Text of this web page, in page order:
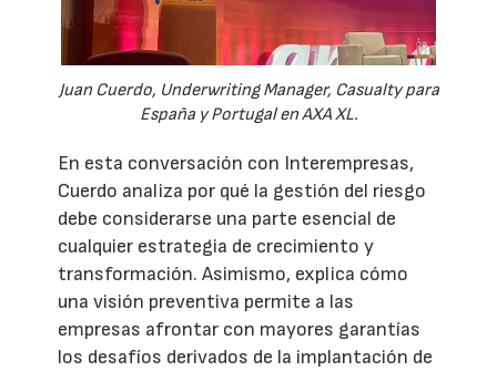
Juan Cuerdo, Underwriting Manager, Casualty para
España y Portugal en AXA XL.
En esta conversación con Interempresas,
Cuerdo analiza por qué la gestión del riesgo
debe considerarse una parte esencial de
cualquier estrategia de crecimiento y
transformación. Asimismo, explica cómo
una visión preventiva permite a las
empresas afrontar con mayores garantías
los desafíos derivados de la implantación de